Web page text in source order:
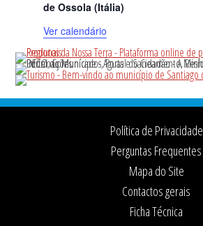
de Ossola (Itália)
Ver calendário
Footer
Política de Privacidade
Perguntas Frequentes
Mapa do Site
Contactos gerais
Ficha Técnica